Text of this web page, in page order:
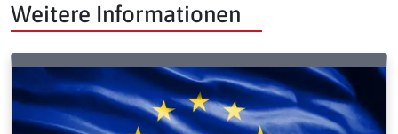
Weitere Informationen